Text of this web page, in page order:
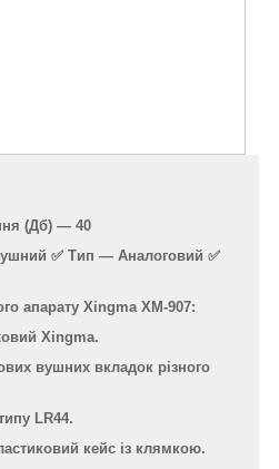
(Дб) — 40
✅ Тип — Аналоговий ✅
апарату Xingma XM-907:
Xingma.
вушних вкладок різного
LR44.
кейс із клямкою.